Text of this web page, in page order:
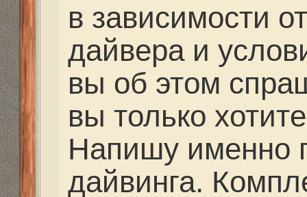
различные
сумки, буи, катушки,
сами поездки на
египет и от 30-35
сейчас группа едет
Как-то так
Но без